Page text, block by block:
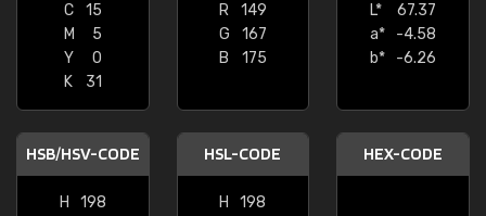
C
15
M
5
Y
0
K
31
R
149
G
167
B
175
L*
67.37
a*
-4.58
b*
-6.26
HSB/HSV-CODE
H
198
HSL-CODE
H
198
HEX-CODE